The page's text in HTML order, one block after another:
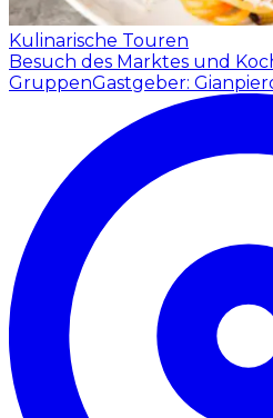
Kulinarische Touren
Besuch des Marktes und
GruppenGastgeber: